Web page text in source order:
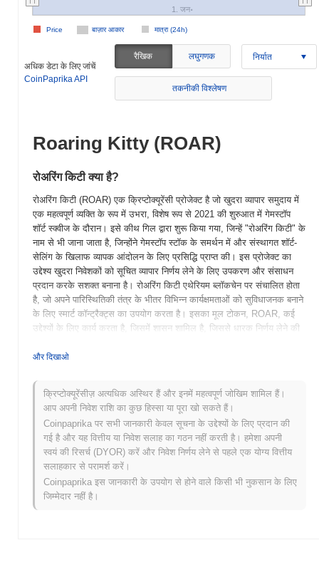
बाज़ार आकार मात्रा (24h)
Price
1. जन॰
अधिक डेटा के लिए जांचें
CoinPaprika API
रैखिक लघुगणक निर्यात
तकनीकी विश्लेषण
Roaring Kitty (ROAR)
रोअरिंग किटी क्या है?
रोअरिंग किटी (ROAR) एक क्रिप्टोक्यूरेंसी प्रोजेक्ट है जो खुदरा व्यापार समुदाय में
एक महत्वपूर्ण व्यक्ति के रूप में उभरा, विशेष रूप से 2021 की शुरुआत में गेमस्टॉप
शॉर्ट स्क्वीज के दौरान। इसे कीथ गिल द्वारा शुरू किया गया, जिन्हें "रोअरिंग किटी" के
नाम से भी जाना जाता है, जिन्होंने गेमस्टॉप स्टॉक के समर्थन में और संस्थागत शॉर्ट-
सेलिंग के खिलाफ व्यापक आंदोलन के लिए प्रसिद्धि प्राप्त की। इस प्रोजेक्ट का
उद्देश्य खुदरा निवेशकों को सूचित व्यापार निर्णय लेने के लिए उपकरण और संसाधन
प्रदान करके सशक्त बनाना है। रोअरिंग किटी एथेरियम ब्लॉकचेन पर संचालित होता
है, जो अपने पारिस्थितिकी तंत्र के भीतर विभिन्न कार्यक्षमताओं को सुविधाजनक बनाने
के लिए स्मार्ट कॉन्ट्रैक्ट्स का उपयोग करता है। इसका मूल टोकन, ROAR, कई
उद्देश्यों के लिए कार्य करता है, जिसमें शासन शामिल है, जिससे धारक निर्णय लेने की
या सुविधाओं तक पहुंचने के लिए एक उपयोगिता टोकन के रूप में। रोअरिंग किटी को
उपयोगकर्ताओं को व्यापार और निवेश की जटिलताओं को समझने में मदद करते हैं।
सामुदायिक भागीदारी और निवेशक शिक्षा पर इस जोर ने रोअरिंग किटी को
विकेंद्रीकृत वित्त और खुदरा व्यापार के विकसित परिदृश्य में एक महत्वपूर्ण खिलाड़ी के
रूप में स्थापित किया है।
रोअरिंग किटी की शुरुआत कब और कैसे हुई?
रोअरिंग किटी जनवरी 2021 में शुरू हुआ जब कीथ गिल, जिन्हें रोअरिंग किटी के नाम
से जाना जाता है, ने सोशल मीडिया प्लेटफार्मों, विशेष रूप से रेडिट और यूट्यूब पर
गेमस्टॉप स्टॉक को सक्रिय रूप से बढ़ावा देना शुरू किया। उनके प्रयासों का समय
और दिखाओ
क्रिप्टोक्यूरेंसीज़ अत्यधिक अस्थिर हैं और इनमें महत्वपूर्ण जोखिम शामिल हैं।
आप अपनी निवेश राशि का कुछ हिस्सा या पूरा खो सकते हैं।
Coinpaprika पर सभी जानकारी केवल सूचना के उद्देश्यों के लिए प्रदान की
गई है और यह वित्तीय या निवेश सलाह का गठन नहीं करती है। हमेशा अपनी
स्वयं की रिसर्च (DYOR) करें और निवेश निर्णय लेने से पहले एक योग्य वित्तीय
सलाहकार से परामर्श करें।
Coinpaprika इस जानकारी के उपयोग से होने वाले किसी भी नुकसान के लिए
जिम्मेदार नहीं है।